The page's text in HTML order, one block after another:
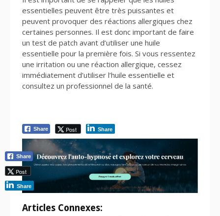
essentielles peuvent être très puissantes et
peuvent provoquer des réactions allergiques chez
certaines personnes. Il est donc important de faire
un test de patch avant d’utiliser une huile
essentielle pour la première fois. Si vous ressentez
une irritation ou une réaction allergique, cessez
immédiatement d’utiliser l’huile essentielle et
consultez un professionnel de la santé.
Share Post Share
Articles Connexes:
Share
Post
Share